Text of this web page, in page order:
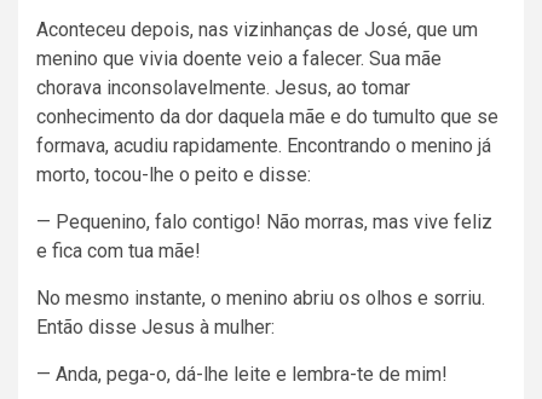
Aconteceu depois, nas vizinhanças de José, que um
menino que vivia doente veio a falecer. Sua mãe
chorava inconsolavelmente. Jesus, ao tomar
conhecimento da dor daquela mãe e do tumulto que se
formava, acudiu rapidamente. Encontrando o menino já
morto, tocou-lhe o peito e disse:
— Pequenino, falo contigo! Não morras, mas vive feliz
e fica com tua mãe!
No mesmo instante, o menino abriu os olhos e sorriu.
Então disse Jesus à mulher:
— Anda, pega-o, dá-lhe leite e lembra-te de mim!